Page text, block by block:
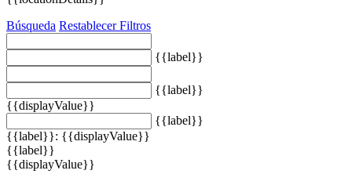
Búsqueda Restablecer Filtros
{{label}}
{{label}}
{{displayValue}}
{{label}}
{{label}}: {{displayValue}}
{{label}}
{{displayValue}}